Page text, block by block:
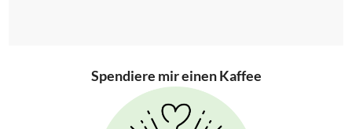
Spendiere mir einen Kaffee